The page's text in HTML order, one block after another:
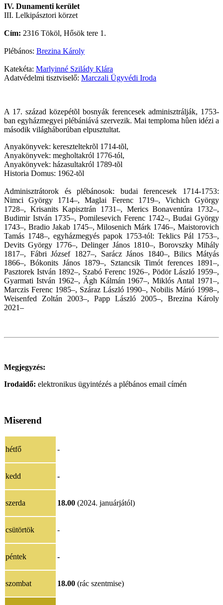
IV. Dunamenti kerület
III. Lelkipásztori körzet
Cím: 2316 Tököl, Hősök tere 1.
Plébános: Brezina Károly
Katekéta: Marlyinné Szilády Klára
Adatvédelmi tisztviselő: Marczali Ügyvédi Iroda
A 17. század közepétõl bosnyák ferencesek adminisztrálják, 1753-
ban egyházmegyei plébániává szervezik. Mai temploma hûen idézi a
második világháborúban elpusztultat.
Anyakönyvek: kereszteltekrõl 1714-tõl,
Anyakönyvek: megholtakról 1776-tól,
Anyakönyvek: házasultakról 1789-tõl
Historia Domus: 1962-tõl
Adminisztrátorok és plébánosok: budai ferencesek 1714-1753:
Nimci György 1714–, Maglai Ferenc 1719–, Vichich György
1728–, Krisanits Kapisztrán 1731–, Merics Bonaventúra 1732–,
Budimir István 1735–, Pomilesevich Ferenc 1742–, Budai György
1743–, Bradio Jakab 1745–, Milosenich Márk 1746–, Maistorovich
Tamás 1748–, egyházmegyés papok 1753-tól: Teklics Pál 1753–,
Devits György 1776–, Delinger János 1810–, Borovszky Mihály
1817–, Fábri József 1827–, Sarácz János 1840–, Bilics Mátyás
1866–, Bókonits János 1879–, Sztancsik Timót ferences 1891–,
Pasztorek István 1892–, Szabó Ferenc 1926–, Pödör László 1959–,
Gyarmati István 1962–, Ágh Kálmán 1967–, Miklós Antal 1971–,
Marczis Ferenc 1985–, Száraz László 1990–, Nobilis Márió 1998–,
Weisenfed Zoltán 2003–, Papp László 2005–, Brezina Károly
2021–
Megjegyzés:
Irodaidő: elektronikus ügyintézés a plébános email címén
Miserend
hétfő -
kedd -
szerda 18.00 (2024. januárjától)
csütörtök -
péntek -
szombat 18.00 (rác szentmise)